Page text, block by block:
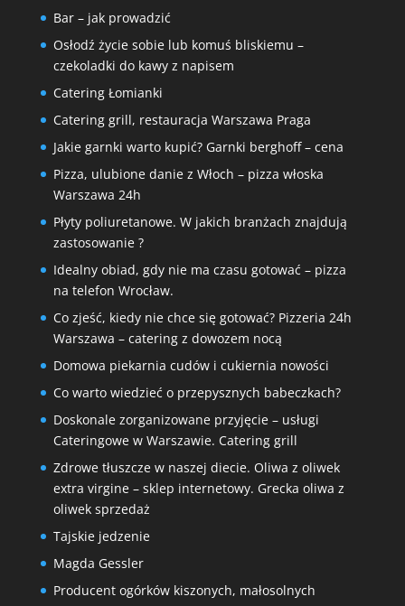
Bar – jak prowadzić
Osłodź życie sobie lub komuś bliskiemu –
czekoladki do kawy z napisem
Catering Łomianki
Catering grill, restauracja Warszawa Praga
Jakie garnki warto kupić? Garnki berghoff – cena
Pizza, ulubione danie z Włoch – pizza włoska
Warszawa 24h
Płyty poliuretanowe. W jakich branżach znajdują
zastosowanie ?
Idealny obiad, gdy nie ma czasu gotować – pizza
na telefon Wrocław.
Co zjeść, kiedy nie chce się gotować? Pizzeria 24h
Warszawa – catering z dowozem nocą
Domowa piekarnia cudów i cukiernia nowości
Co warto wiedzieć o przepysznych babeczkach?
Doskonale zorganizowane przyjęcie – usługi
Cateringowe w Warszawie. Catering grill
Zdrowe tłuszcze w naszej diecie. Oliwa z oliwek
extra virgine – sklep internetowy. Grecka oliwa z
oliwek sprzedaż
Tajskie jedzenie
Magda Gessler
Producent ogórków kiszonych, małosolnych